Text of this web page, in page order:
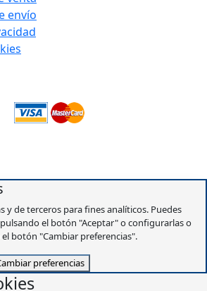
envío
y de terceros para fines analíticos. Puedes
el botón "Aceptar" o configurarlas o
botón "Cambiar preferencias".
preferencias